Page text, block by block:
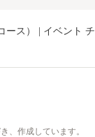
ース） | イベント
、作成しています。